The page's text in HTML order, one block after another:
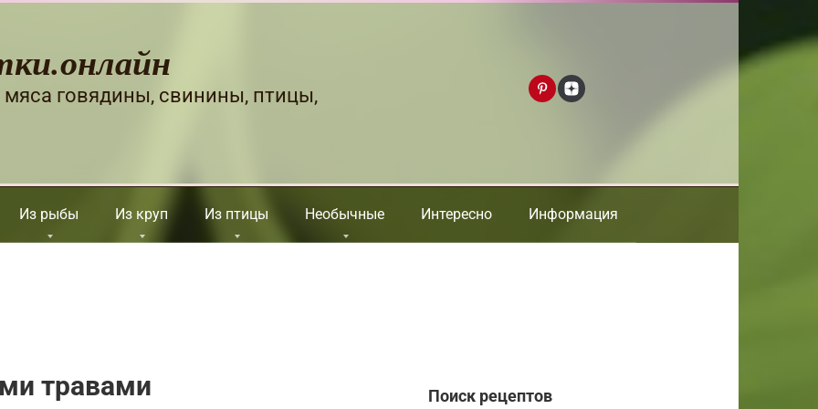
мяса говядины, свинины, птицы,
Из рыбы Из круп Из птицы Необычные Интересно Информация
травами Поиск рецептов